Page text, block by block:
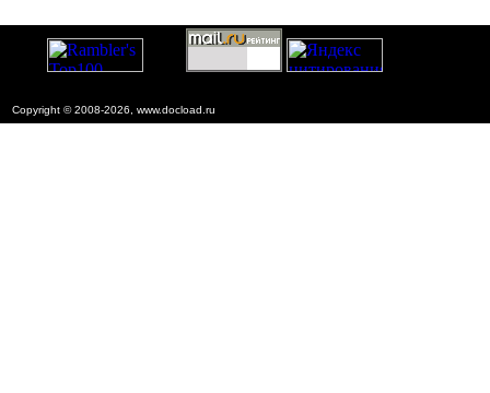
Copyright © 2008-2026, www.docload.ru